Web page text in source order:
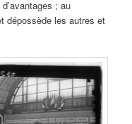
; au
dépossède les autres et